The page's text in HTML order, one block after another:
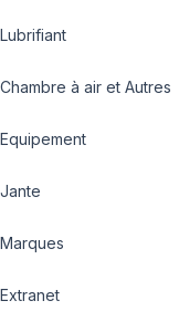
Lubrifiant
Chambre à air et Autres
Equipement
Jante
Marques
Extranet